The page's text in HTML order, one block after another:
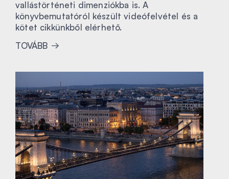
vallástörténeti dimenziókba is. A
könyvbemutatóról készült videófelvétel és a
kötet cikkünkből elérhető.
TOVÁBB